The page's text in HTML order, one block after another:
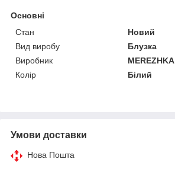
Основні
Стан
Новий
Вид виробу
Блузка
Виробник
MEREZHKA
Колір
Білий
Умови доставки
Нова Пошта